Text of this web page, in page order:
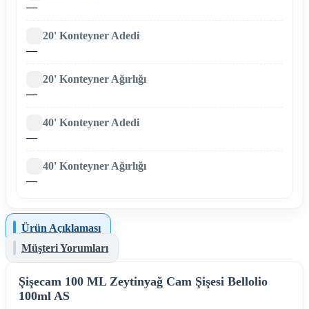
—
20' Konteyner Adedi
—
20' Konteyner Ağırlığı
—
40' Konteyner Adedi
—
40' Konteyner Ağırlığı
—
Ürün Açıklaması
Müşteri Yorumları
Şişecam 100 ML Zeytinyağ Cam Şişesi Bellolio
100ml AS